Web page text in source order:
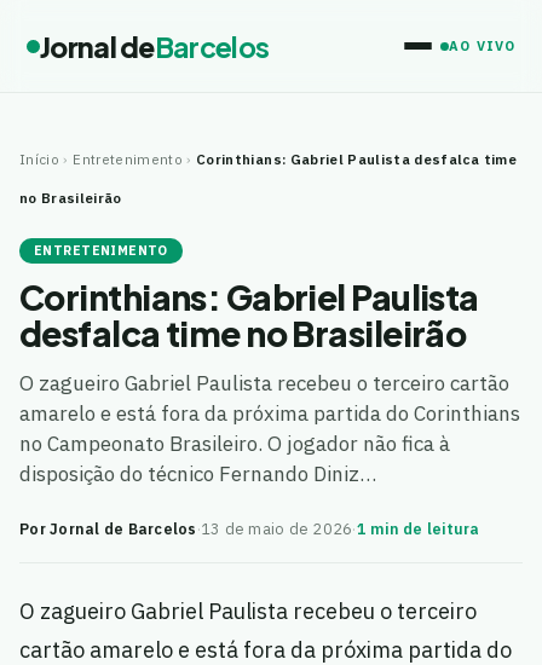
Jornal deBarcelos AO VIVO
Início › Entretenimento › Corinthians: Gabriel Paulista desfalca time
no Brasileirão
ENTRETENIMENTO
Corinthians: Gabriel Paulista
desfalca time no Brasileirão
O zagueiro Gabriel Paulista recebeu o terceiro cartão
amarelo e está fora da próxima partida do Corinthians
no Campeonato Brasileiro. O jogador não fica à
disposição do técnico Fernando Diniz…
Por Jornal de Barcelos·13 de maio de 2026·1 min de leitura
O zagueiro Gabriel Paulista recebeu o terceiro
cartão amarelo e está fora da próxima partida do